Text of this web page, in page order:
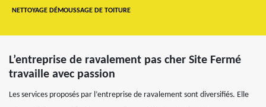
NETTOYAGE DÉMOUSSAGE DE TOITURE
L’entreprise de ravalement pas cher Site Fermé
travaille avec passion
Les services proposés par l’entreprise de ravalement sont diversifiés. Elle